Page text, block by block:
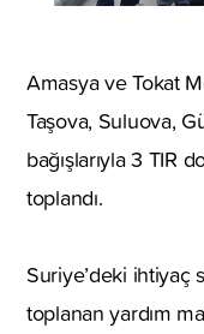
Amasya ve Tokat
Taşova, Suluova,
bağışlarıyla 3 TIR
toplandı.
Suriye’deki ihtiyaç
toplanan yardım